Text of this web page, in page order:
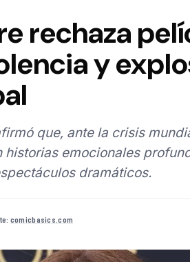
rechaza
y
que, ante la crisis
emocionales
dramáticos.
comicbasics.com